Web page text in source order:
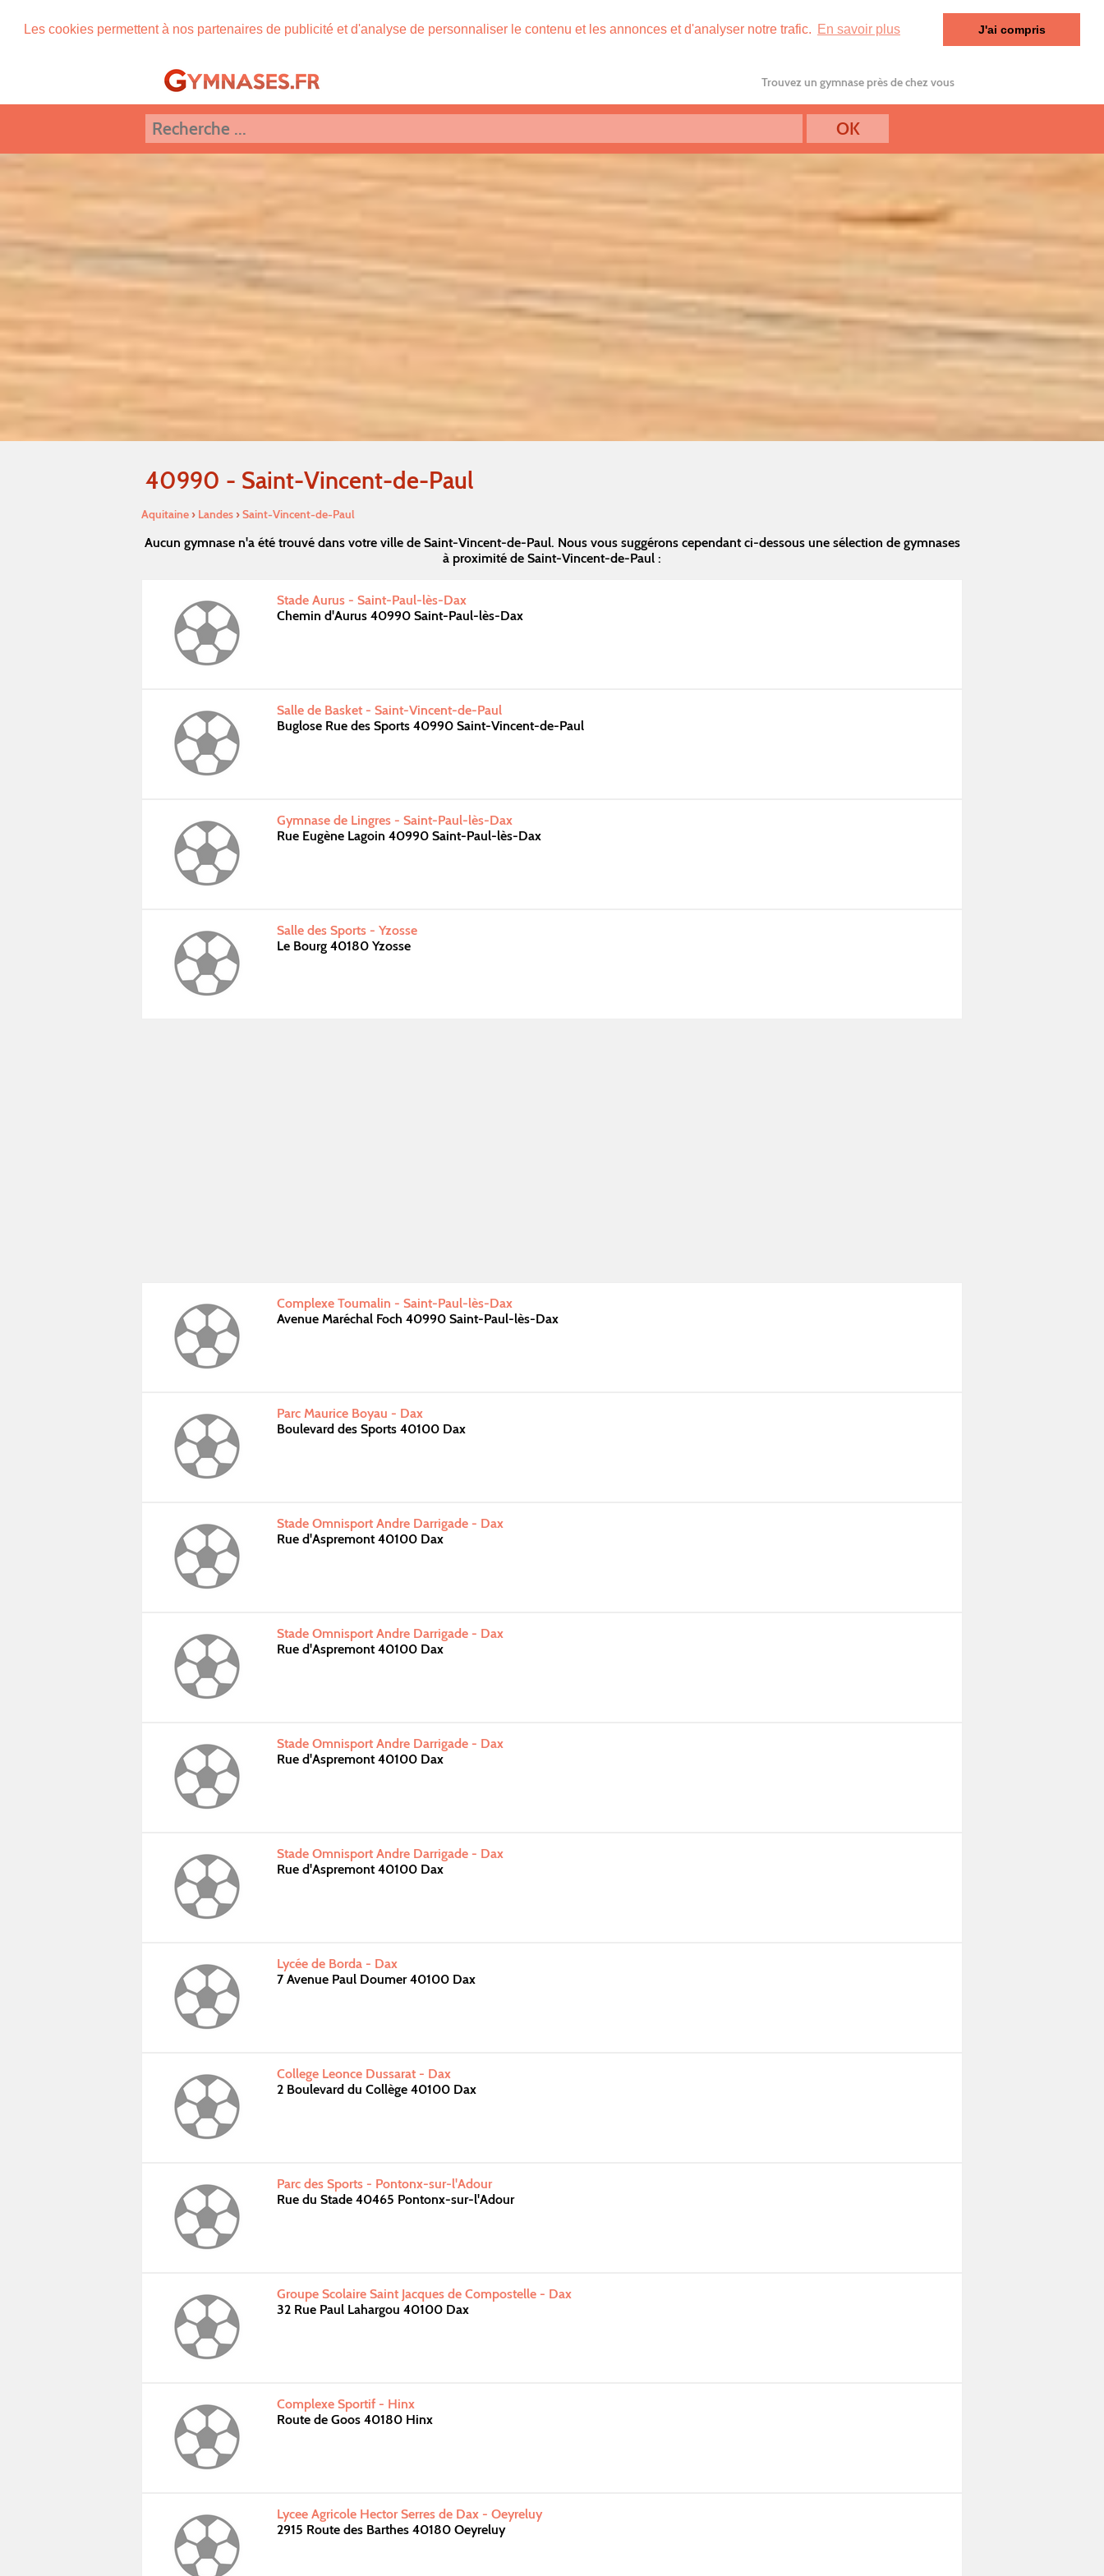
Les cookies permettent à nos partenaires de publicité et d'analyse de personnaliser le contenu et les annonces et d'analyser notre trafic. En savoir plus J'ai compris
Trouvez un gymnase près de chez vous
40990 - Saint-Vincent-de-Paul
Aquitaine› Landes›Saint-Vincent-de-Paul
Aucun gymnase n'a été trouvé dans votre ville de Saint-Vincent-de-Paul. Nous vous suggérons cependant ci-dessous une sélection de gymnases
à proximité de Saint-Vincent-de-Paul :
Stade Aurus - Saint-Paul-lès-Dax
Chemin d'Aurus 40990 Saint-Paul-lès-Dax
Salle de Basket - Saint-Vincent-de-Paul
Buglose Rue des Sports 40990 Saint-Vincent-de-Paul
Gymnase de Lingres - Saint-Paul-lès-Dax
Rue Eugène Lagoin 40990 Saint-Paul-lès-Dax
Salle des Sports - Yzosse
Le Bourg 40180 Yzosse
Complexe Toumalin - Saint-Paul-lès-Dax
Avenue Maréchal Foch 40990 Saint-Paul-lès-Dax
Parc Maurice Boyau - Dax
Boulevard des Sports 40100 Dax
Stade Omnisport Andre Darrigade - Dax
Rue d'Aspremont 40100 Dax
Stade Omnisport Andre Darrigade - Dax
Rue d'Aspremont 40100 Dax
Stade Omnisport Andre Darrigade - Dax
Rue d'Aspremont 40100 Dax
Stade Omnisport Andre Darrigade - Dax
Rue d'Aspremont 40100 Dax
Lycée de Borda - Dax
7 Avenue Paul Doumer 40100 Dax
College Leonce Dussarat - Dax
2 Boulevard du Collège 40100 Dax
Parc des Sports - Pontonx-sur-l'Adour
Rue du Stade 40465 Pontonx-sur-l'Adour
Groupe Scolaire Saint Jacques de Compostelle - Dax
32 Rue Paul Lahargou 40100 Dax
Complexe Sportif - Hinx
Route de Goos 40180 Hinx
Lycee Agricole Hector Serres de Dax - Oeyreluy
2915 Route des Barthes 40180 Oeyreluy